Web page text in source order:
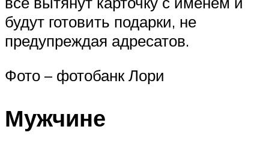
будут готовить подарки, не
предупреждая адресатов.
Фото – фотобанк Лори
Мужчине